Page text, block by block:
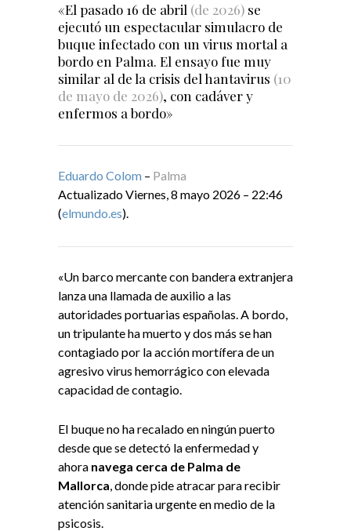
«El pasado 16 de abril (de 2026) se
ejecutó un espectacular simulacro de
buque infectado con un virus mortal a
bordo en Palma. El ensayo fue muy
similar al de la crisis del hantavirus (10
de mayo de 2026), con cadáver y
enfermos a bordo»
Eduardo Colom – Palma
Actualizado Viernes, 8 mayo 2026 – 22:46
(elmundo.es).
«Un barco mercante con bandera extranjera
lanza una llamada de auxilio a las
autoridades portuarias españolas. A bordo,
un tripulante ha muerto y dos más se han
contagiado por la acción mortífera de un
agresivo virus hemorrágico con elevada
capacidad de contagio.
El buque no ha recalado en ningún puerto
desde que se detectó la enfermedad y
ahora navega cerca de Palma de
Mallorca, donde pide atracar para recibir
atención sanitaria urgente en medio de la
psicosis.